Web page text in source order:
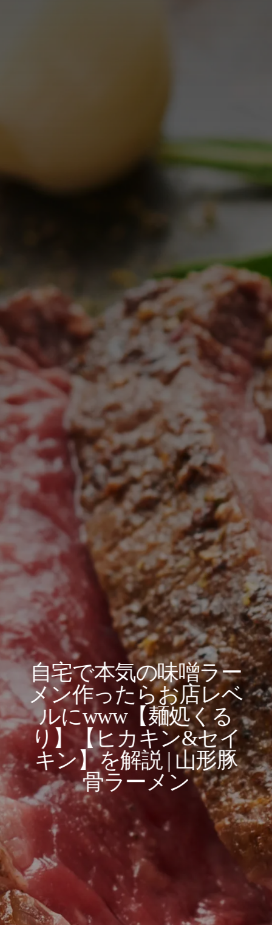
自宅で本気の味噌ラー
メン作ったらお店レベ
ルにwww【麺処くる
り】【ヒカキン&セイ
キン】を解説 | 山形豚
骨ラーメン